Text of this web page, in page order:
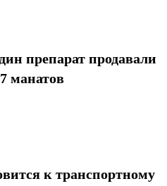
препарат продавали
манатов
к транспортному